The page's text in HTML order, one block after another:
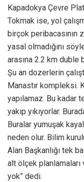
Kapadokya Çevre
Tokmak ise, yol
birçok peribacasının
yasal olmadığını
arasına 2.2 km duble
Şu an dozerlerin
Manastır kompleksi.
yapılamaz. Bu kadar
yakıp yıkıyorlar.
Buralar yumuşak
neden olur. Bilim
Alan Başkanlığı tek
alt ölçek planlamaları
yok” dedi.